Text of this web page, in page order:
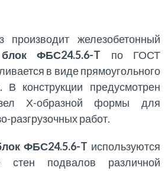
железобетонный
ФБС24.5.6-T по ГОСТ
в виде прямоугольного
В конструкции предусмотрен
Х-образной формы для
разгрузочных работ.
ФБС24.5.6-T используются
стен подвалов различной